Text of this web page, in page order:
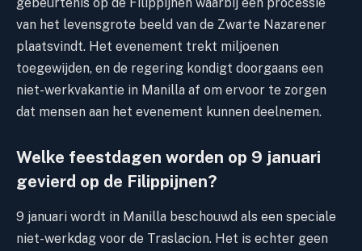
van het levensgrote beeld van de Zwarte Nazarener
plaatsvindt. Het evenement trekt miljoenen
toegewijden, en de regering kondigt doorgaans een
niet-werkvakantie in Manilla af om ervoor te zorgen
dat mensen aan het evenement kunnen deelnemen.
Welke feestdagen worden op 9 januari
gevierd op de Filippijnen?
9 januari wordt in Manilla beschouwd als een speciale
niet-werkdag voor de Traslacion. Het is echter geen